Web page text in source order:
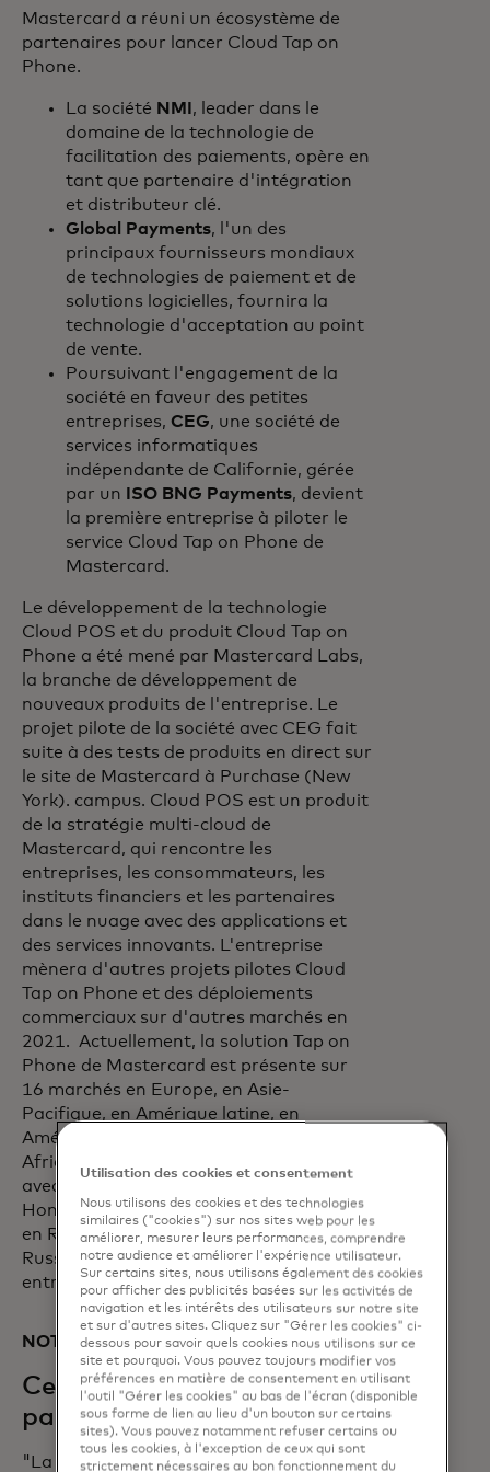
Mastercard a réuni un écosystème de
partenaires pour lancer Cloud Tap on
Phone.
La société NMI , leader dans le
domaine de la technologie de
facilitation des paiements, opère en
tant que partenaire d'intégration
et distributeur clé.
Global Payments, l'un des
principaux fournisseurs mondiaux
de technologies de paiement et de
solutions logicielles, fournira la
technologie d'acceptation au point
de vente.
Poursuivant l'engagement de la
société en faveur des petites
entreprises, CEG, une société de
services informatiques
indépendante de Californie, gérée
par un
ISO BNG Payments, devient
la première entreprise à piloter le
service Cloud Tap on Phone de
Mastercard.
Le développement de la technologie
Cloud POS et du produit Cloud Tap on
Phone a été mené par Mastercard Labs,
la branche de développement de
nouveaux produits de l'entreprise. Le
projet pilote de la société avec CEG fait
suite à des tests de produits en direct sur
le site de Mastercard à Purchase (New
York). campus. Cloud POS est un produit
de la stratégie multi-cloud de
Mastercard, qui rencontre les
entreprises, les consommateurs, les
instituts financiers et les partenaires
dans le nuage avec des applications et
des services innovants. L'entreprise
mènera d'autres projets pilotes Cloud
Tap on Phone et des déploiements
commerciaux sur d'autres marchés en
2021. Actuellement, la solution Tap on
Phone de Mastercard est présente sur
16 marchés en Europe, en Asie-
Pacifique, en Amérique latine, en
Amérique du Nord et au Moyen-Orient &
Afrique. Des projets pilotes sont en cours
avec des partenaires au Costa Rica, à
Hong Kong, en Pologne, au Kazakhstan,
en Roumanie, au Canada, au Belarus, en
Russie, en Turquie et au Royaume-Uni,
entre autres.
NOTES AUX RÉDACTEURS :
Ce que disent nos
partenaires
"La technologie Tap on Phone complète
Utilisation des cookies et consentement
Nous utilisons des cookies et des technologies
similaires ("cookies") sur nos sites web pour les
améliorer, mesurer leurs performances, comprendre
notre audience et améliorer l'expérience utilisateur.
Sur certains sites, nous utilisons également des cookies
pour afficher des publicités basées sur les activités de
navigation et les intérêts des utilisateurs sur notre site
et sur d'autres sites. Cliquez sur "Gérer les cookies" ci-
dessous pour savoir quels cookies nous utilisons sur ce
site et pourquoi. Vous pouvez toujours modifier vos
préférences en matière de consentement en utilisant
l'outil "Gérer les cookies" au bas de l'écran (disponible
sous forme de lien au lieu d'un bouton sur certains
sites). Vous pouvez notamment refuser certains ou
tous les cookies, à l'exception de ceux qui sont
strictement nécessaires au bon fonctionnement du